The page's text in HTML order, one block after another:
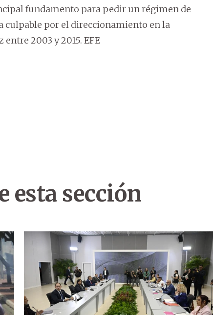
fundamento para pedir un régimen de
culpable por el direccionamiento en la
entre 2003 y 2015. EFE
esta sección